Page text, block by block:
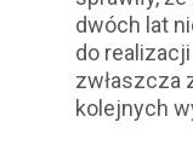
dwóch lat
do
zwłaszcza
kolejnych